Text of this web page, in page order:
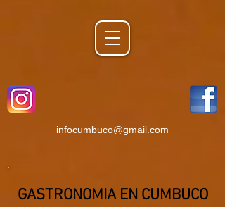
infocumbuco@gmail.com
GASTRONOMIA EN CUMBUCO